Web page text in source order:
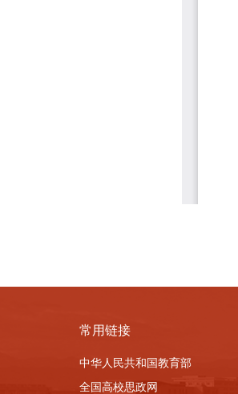
常用链接
中华人民共和国教育部
全国高校思政网